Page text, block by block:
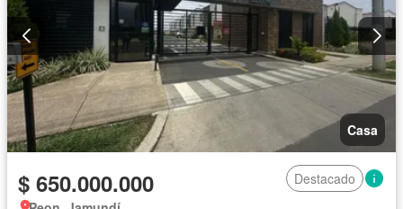
Casa
$ 650.000.000
Destacado